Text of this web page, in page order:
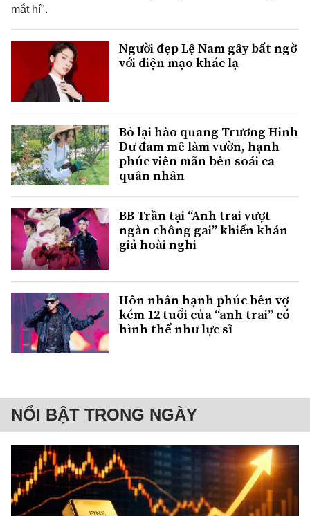
mắt hí".
Người đẹp Lệ Nam gây bất ngờ
với diện mạo khác lạ
Bỏ lại hào quang Trương Hinh
Dư đam mê làm vườn, hạnh
phúc viên mãn bên soái ca
quân nhân
BB Trần tại “Anh trai vượt
ngàn chông gai” khiến khán
giả hoài nghi
Hôn nhân hạnh phúc bên vợ
kém 12 tuổi của “anh trai” có
hình thể như lực sĩ
NỔI BẬT TRONG NGÀY